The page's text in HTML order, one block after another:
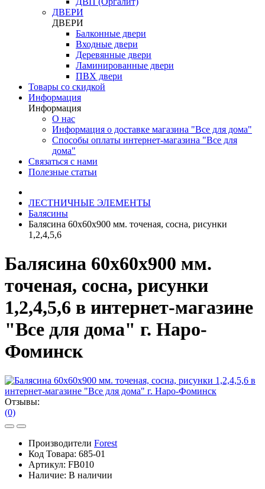
ДВЕРИ
ДВЕРИ
Балконные двери
Входные двери
Деревянные двери
Ламинированные двери
ПВХ двери
Товары со скидкой
Информация
Информация
О нас
Информация о доставке магазина "Все для дома"
Способы оплаты интернет-магазина "Все для
дома"
Связаться с нами
Полезные статьи
ЛЕСТНИЧНЫЕ ЭЛЕМЕНТЫ
Балясины
Балясина 60х60х900 мм. точеная, сосна, рисунки
1,2,4,5,6
Балясина 60х60х900 мм.
точеная, сосна, рисунки
1,2,4,5,6 в интернет-магазине
"Все для дома" г. Наро-
Фоминск
Отзывы:
(0)
Производители Forest
Код Товара: 685-01
Артикул: FB010
Наличие: В наличии